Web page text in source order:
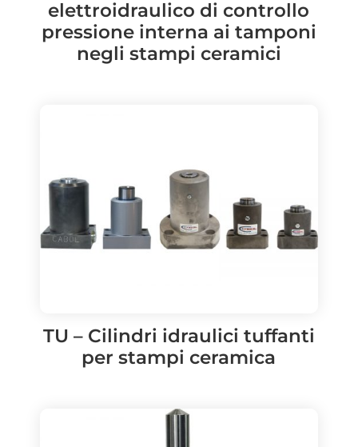
elettroidraulico di controllo
pressione interna ai tamponi
negli stampi ceramici
TU – Cilindri idraulici tuffanti
per stampi ceramica